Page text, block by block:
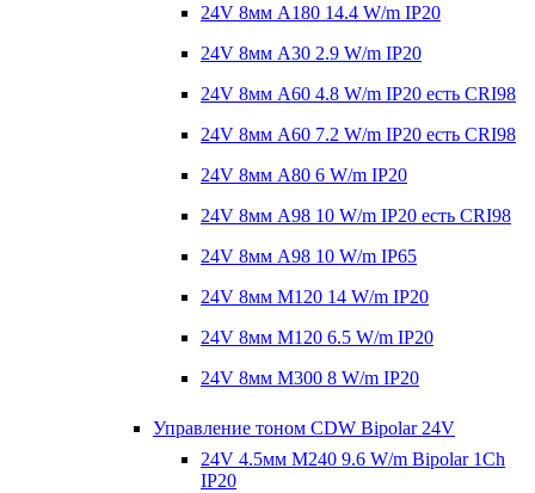
24V 8мм A180 14.4 W/m IP20
24V 8мм A30 2.9 W/m IP20
24V 8мм A60 4.8 W/m IP20 есть CRI98
24V 8мм A60 7.2 W/m IP20 есть CRI98
24V 8мм A80 6 W/m IP20
24V 8мм A98 10 W/m IP20 есть CRI98
24V 8мм A98 10 W/m IP65
24V 8мм M120 14 W/m IP20
24V 8мм M120 6.5 W/m IP20
24V 8мм M300 8 W/m IP20
Управление тоном CDW Bipolar 24V
24V 4.5мм M240 9.6 W/m Bipolar 1Ch
IP20